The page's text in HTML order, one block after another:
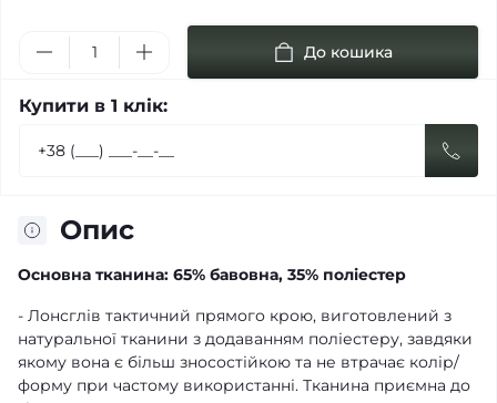
До кошика
Купити в 1 клік:
Опис
Основна тканина: 65% бавовна, 35% поліестер
- Лонсглів тактичний прямого крою, виготовлений з
натуральної тканини з додаванням поліестеру, завдяки
якому вона є більш зносостійкою та не втрачає колір/
форму при частому використанні. Тканина приємна до